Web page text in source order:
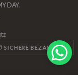
DAY.
SICHERE BEZAHLUNG